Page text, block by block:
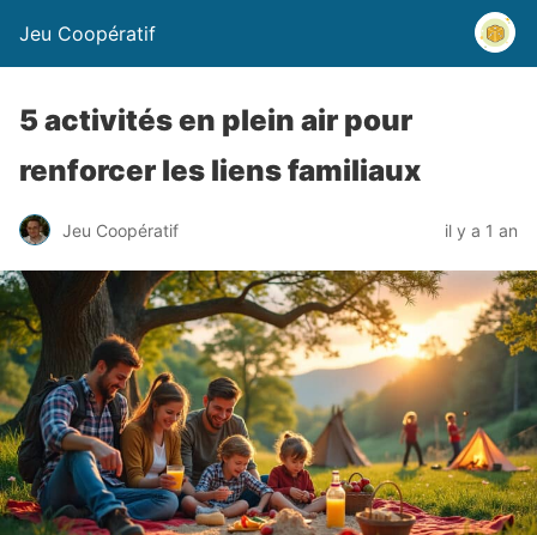
Jeu Coopératif
5 activités en plein air pour
renforcer les liens familiaux
Jeu Coopératif il y a 1 an